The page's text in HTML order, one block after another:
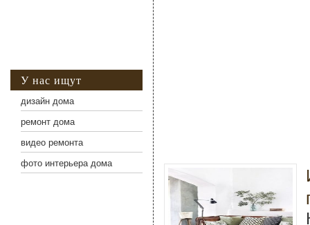
У нас ищут
дизайн дома
ремонт дома
видео ремонта
фото интерьера дома